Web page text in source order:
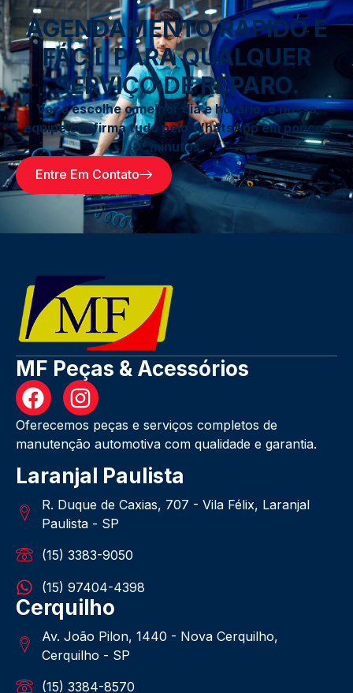
AGENDAMENTO RÁPIDO E
FÁCIL PARA QUALQUER
SERVIÇO DE REPARO.
Você escolhe o melhor dia e horário, e nossa
equipe confirma tudo pelo WhatsApp em poucos
minutos.
Entre Em Contato
MF Peças & Acessórios
Oferecemos peças e serviços completos de
manutenção automotiva com qualidade e garantia.
Laranjal Paulista
R. Duque de Caxias, 707 - Vila Félix, Laranjal
Paulista - SP
(15) 3383-9050
(15) 97404-4398
Cerquilho
Av. João Pilon, 1440 - Nova Cerquilho,
Cerquilho - SP
(15) 3384-8570